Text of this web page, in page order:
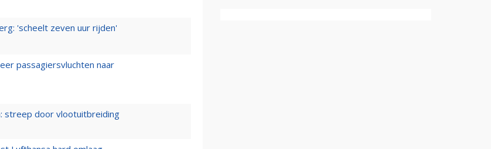
'scheelt zeven uur rijden'
passagiersvluchten naar
streep door vlootuitbreiding